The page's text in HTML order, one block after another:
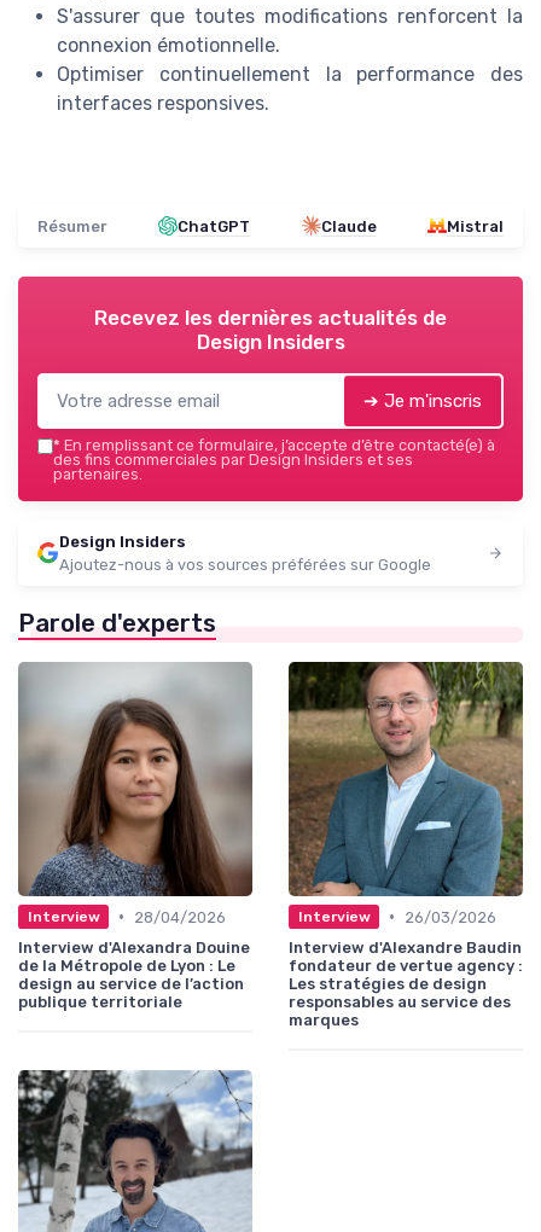
S'assurer que toutes modifications renforcent la
connexion émotionnelle.
Optimiser continuellement la performance des
interfaces responsives.
Résumer ChatGPT Claude Mistral
Recevez les dernières actualités de
Design Insiders
➔ Je m'inscris
* En remplissant ce formulaire, j’accepte d’être contacté(e) à
des fins commerciales par Design Insiders et ses
partenaires.
Design Insiders
Ajoutez-nous à vos sources préférées sur Google
Parole d'experts
Interview •
28/04/2026
Interview d'Alexandra Douine
de la Métropole de Lyon : Le
design au service de l’action
publique territoriale
Interview •
26/03/2026
Interview d'Alexandre Baudin
fondateur de vertue agency :
Les stratégies de design
responsables au service des
marques